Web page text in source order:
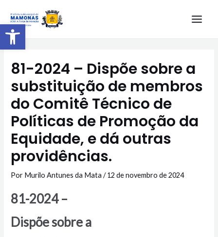
Barra de Ferramentas Aberta
81-2024 – Dispõe sobre a
substituição de membros
do Comitê Técnico de
Políticas de Promoção da
Equidade, e dá outras
providências.
Por Murilo Antunes da Mata/12 de novembro de 2024
81-2024 –
Dispõe sobre a